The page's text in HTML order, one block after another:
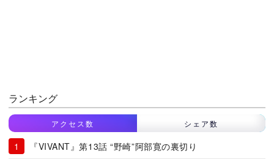
ランキング
アクセス数 シェア数
『VIVANT』第13話 “野崎”阿部寛の裏切り